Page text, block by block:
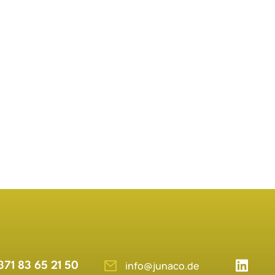
83 65 21 50 info@junaco.de